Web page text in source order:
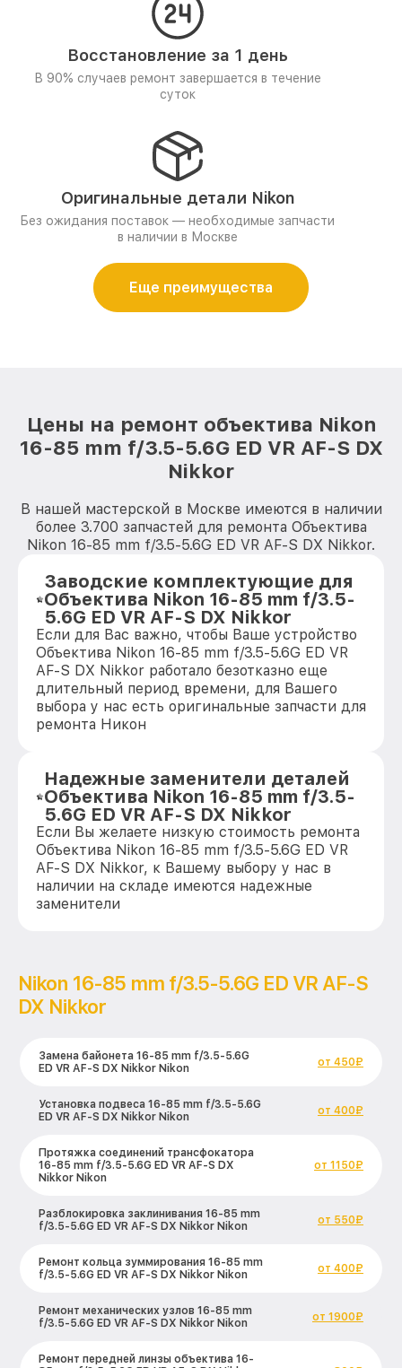
Восстановление за 1 день
В 90% случаев ремонт завершается в течение
суток
Оригинальные детали Nikon
Без ожидания поставок — необходимые запчасти
в наличии в Москве
Еще преимущества
Цены на ремонт объектива Nikon
16-85 mm f/3.5-5.6G ED VR AF-S DX
Nikkor
В нашей мастерской в Москве имеются в наличии
более 3.700 запчастей для ремонта Объектива
Nikon 16-85 mm f/3.5-5.6G ED VR AF-S DX Nikkor.
Заводские комплектующие для
Объектива Nikon 16-85 mm f/3.5-
5.6G ED VR AF-S DX Nikkor
Если для Вас важно, чтобы Ваше устройство
Объектива Nikon 16-85 mm f/3.5-5.6G ED VR
AF-S DX Nikkor работало безотказно еще
длительный период времени, для Вашего
выбора у нас есть оригинальные запчасти для
ремонта Никон
Надежные заменители деталей
Объектива Nikon 16-85 mm f/3.5-
5.6G ED VR AF-S DX Nikkor
Если Вы желаете низкую стоимость ремонта
Объектива Nikon 16-85 mm f/3.5-5.6G ED VR
AF-S DX Nikkor, к Вашему выбору у нас в
наличии на складе имеются надежные
заменители
Nikon 16-85 mm f/3.5-5.6G ED VR AF-S
DX Nikkor
Замена байонета 16-85 mm f/3.5-5.6G
ED VR AF-S DX Nikkor Nikon
от 450₽
Установка подвеса 16-85 mm f/3.5-5.6G
ED VR AF-S DX Nikkor Nikon
от 400₽
Протяжка соединений трансфокатора
16-85 mm f/3.5-5.6G ED VR AF-S DX
Nikkor Nikon
от 1150₽
Разблокировка заклинивания 16-85 mm
f/3.5-5.6G ED VR AF-S DX Nikkor Nikon
от 550₽
Ремонт кольца зуммирования 16-85 mm
f/3.5-5.6G ED VR AF-S DX Nikkor Nikon
от 400₽
Ремонт механических узлов 16-85 mm
f/3.5-5.6G ED VR AF-S DX Nikkor Nikon
от 1900₽
Ремонт передней линзы объектива 16-